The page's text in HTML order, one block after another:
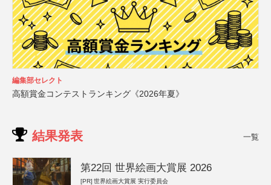
編集部セレクト
高額賞金コンテストランキング《2026年夏》
結果発表 一覧
第22回 世界絵画大賞展 2026
[PR] 世界絵画大賞展 実行委員会